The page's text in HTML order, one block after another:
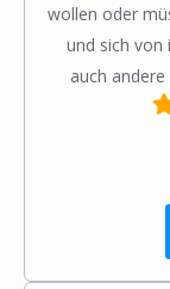
wollen oder
und sich von
auch